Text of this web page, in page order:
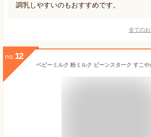
調乳しやすいのもおすすめです。
全ての
no. 12